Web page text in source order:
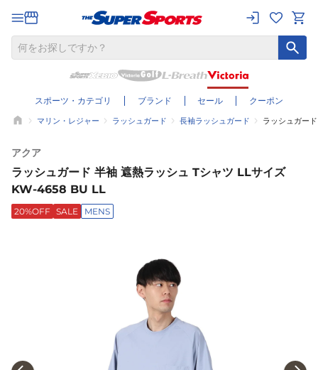
スポーツ・カテゴリ ブランド セール クーポン
マリン・レジャー ラッシュガード 長袖ラッシュガード ラッシュガー
アクア
ラッシュガード 半袖 遮熱ラッシュ Tシャツ LLサイズ
KW-4658 BU LL
20%OFF SALE MENS